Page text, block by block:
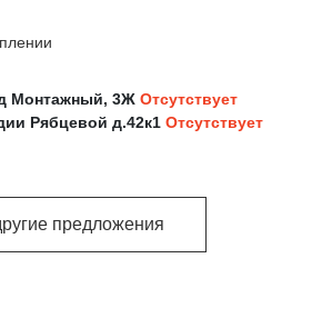
Монтажный, 3Ж Отсутствует
Рябцевой д.42к1 Отсутствует
предложения